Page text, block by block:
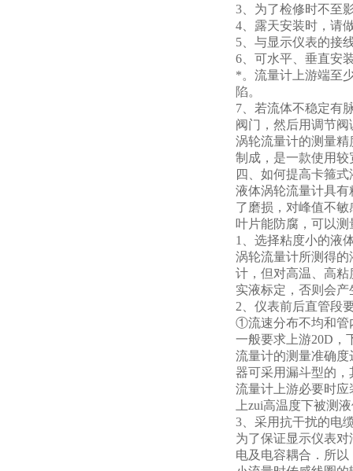
3 、为了检修时不至
4 、露天安装时，请
5 、与显示仪表的接
6 、可水平、垂直安
*。流量计上游端至
陷。
7 、若流体不稳定有
阀门，然后用调节
涡轮流量计的测量
制成，是一款使用
四、如何提高卡箍
液体涡轮流量计具
了磨损，对峰值不
叶片能防腐，可以
1
、选择粘度小的液
涡轮流量计所测得的
计，但对高温、高粘
实液标定，否则会
2 、仪表前后直管段
①流速分布不均和管
一般要求上游20D，
流量计的测量准确
器可采用漏斗型的
流量计上游必要时
上zui高温度下被测
3 、采用抗干扰的电
为了保证显示仪表
电及电容耦合．所